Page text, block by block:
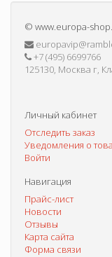
© www.europa-
+7 (495) 6699766
125130, Москва г,
Личный кабинет
Отследить заказ
Уведомления о
Войти
Навигация
Прайс-лист
Новости
Отзывы
Карта сайта
Форма связи